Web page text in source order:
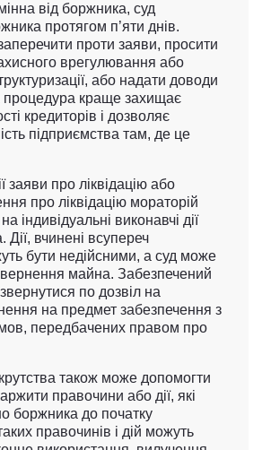
від боржника, суд
протягом п’яти днів.
проти заяви, просити
врегулювання або
або надати доводи
процедура краще захищає
кредиторів і дозволяє
підприємства там, де це
заяви про ліквідацію або
про ліквідацію мораторій
індивідуальні виконавчі дії
вчинені всупереч
бути недійсними, а суд може
майна. Забезпечений
по дозвіл на
на предмет забезпечення з
передбачених правом про
також може допомогти
правочини або дії, які
боржника до початку
правочинів і дій можуть